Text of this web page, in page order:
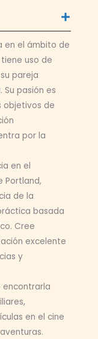
en el ámbito de
uso de
pareja
pasión es
objetivos de
por la
en el
Portland,
de la
basada
Cree
excelente
y
encontrarla
en el cine